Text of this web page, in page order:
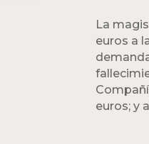
La
euros a
euros; y